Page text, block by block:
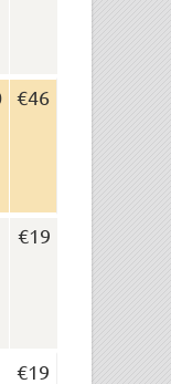
€46
€19
€19